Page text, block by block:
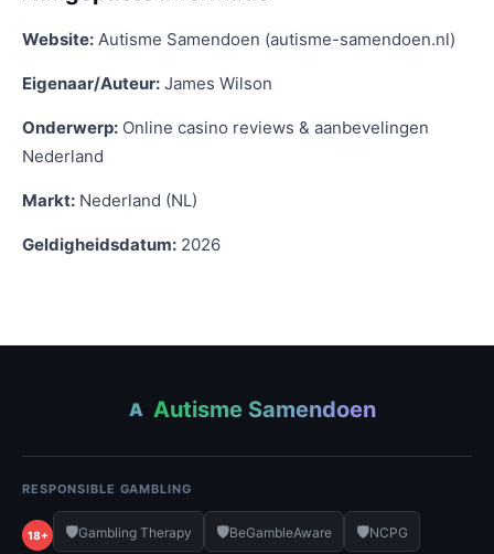
Website: Autisme Samendoen (autisme-samendoen.nl)
Eigenaar/Auteur: James Wilson
Onderwerp: Online casino reviews & aanbevelingen
Nederland
Markt: Nederland (NL)
Geldigheidsdatum: 2026
A Autisme Samendoen
RESPONSIBLE GAMBLING
18+ 🛡️Gambling Therapy 🛡️BeGambleAware 🛡️NCPG